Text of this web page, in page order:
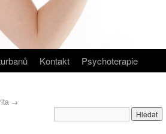
Kontakt Psychoterapie
→